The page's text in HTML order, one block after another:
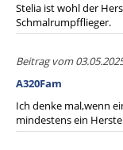
Stelia ist wohl der
Schmalrumpfflieger.
Beitrag vom
A320Fam
Ich denke mal,wenn
mindestens ein